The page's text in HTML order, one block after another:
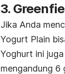
3.
Jika Anda
Yogurt Plain
Yoghurt ini
mengandung 6